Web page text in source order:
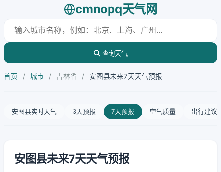
cmnopq天气网
查询天气
首页 / 城市 / 吉林省 / 安图县未来7天天气预报
安图县实时天气 3天预报 7天预报 空气质量 出行建议
安图县未来7天天气预报